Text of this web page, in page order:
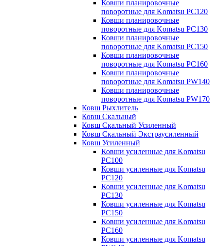
Ковши планировочные
поворотные для Komatsu PC120
Ковши планировочные
поворотные для Komatsu PC130
Ковши планировочные
поворотные для Komatsu PC150
Ковши планировочные
поворотные для Komatsu PC160
Ковши планировочные
поворотные для Komatsu PW140
Ковши планировочные
поворотные для Komatsu PW170
Ковш Рыхлитель
Ковш Скальный
Ковш Скальный Усиленный
Ковш Скальный Экстраусиленный
Ковш Усиленный
Ковши усиленные для Komatsu
PC100
Ковши усиленные для Komatsu
PC120
Ковши усиленные для Komatsu
PC130
Ковши усиленные для Komatsu
PC150
Ковши усиленные для Komatsu
PC160
Ковши усиленные для Komatsu